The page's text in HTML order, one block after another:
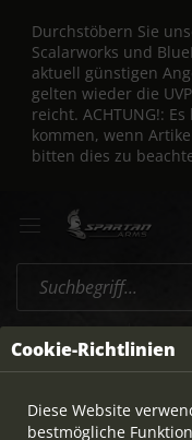
Durchstöbern Sie
Scalarworks und
aktuell günstigen
gelten wieder die
reicht. ACHTUNG!:
kommen, wenn
bitten dies zu
Cookie-Richtlinien
Diese Website
bestmögliche